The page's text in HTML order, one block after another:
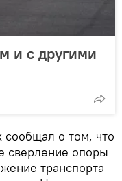
и с другими
о том, что
сверление опоры
транспорта